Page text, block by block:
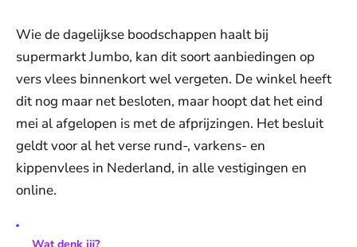
Wie de dagelijkse boodschappen haalt bij
supermarkt Jumbo, kan dit soort aanbiedingen op
vers vlees binnenkort wel vergeten. De winkel heeft
dit nog maar net besloten, maar hoopt dat het eind
mei al afgelopen is met de afprijzingen. Het besluit
geldt voor al het verse rund-, varkens- en
kippenvlees in Nederland, in alle vestigingen en
online.